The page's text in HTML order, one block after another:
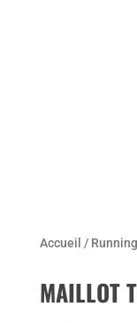
Accueil /
MAILLOT